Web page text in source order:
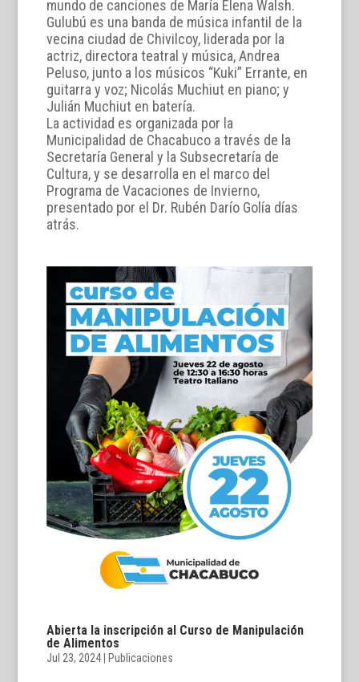
mundo de canciones de María Elena Walsh.
Gulubú es una banda de música infantil de la
vecina ciudad de Chivilcoy, liderada por la
actriz, directora teatral y música, Andrea
Peluso, junto a los músicos “Kuki” Errante, en
guitarra y voz; Nicolás Muchiut en piano; y
Julián Muchiut en batería.
La actividad es organizada por la
Municipalidad de Chacabuco a través de la
Secretaría General y la Subsecretaría de
Cultura, y se desarrolla en el marco del
Programa de Vacaciones de Invierno,
presentado por el Dr. Rubén Darío Golía días
atrás.
Abierta la inscripción al Curso de Manipulación
de Alimentos
Jul 23, 2024| Publicaciones